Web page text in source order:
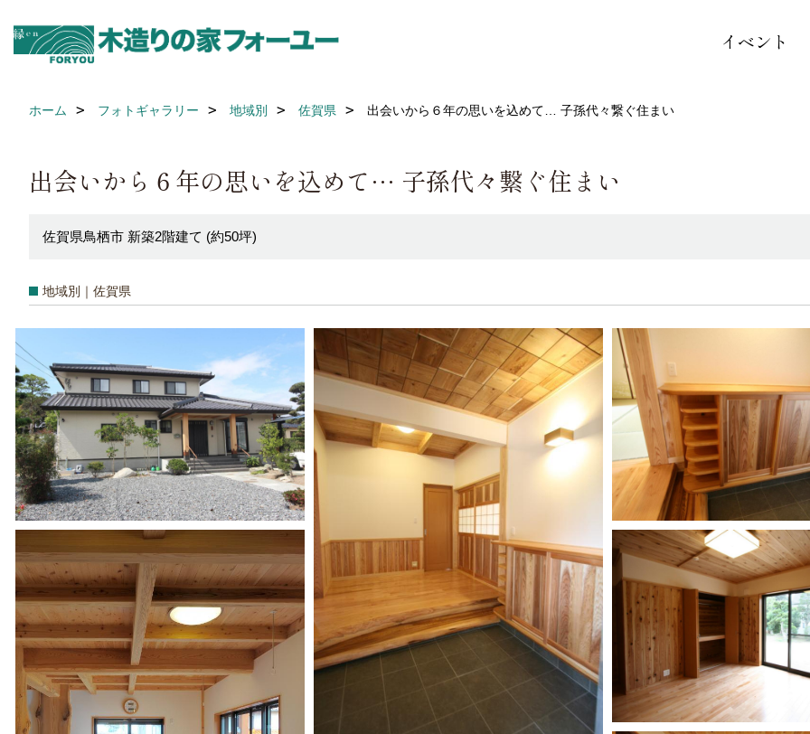
イベント
ホーム フォトギャラリー 地域別 佐賀県 出会いから６年の思いを込めて… 子孫代々繋ぐ住まい
出会いから６年の思いを込めて… 子孫代々繋ぐ住まい
佐賀県鳥栖市 新築2階建て (約50坪)
地域別｜佐賀県